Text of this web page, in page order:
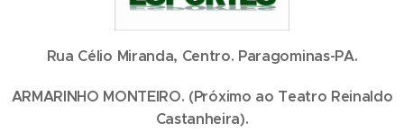
Rua Célio Miranda, Centro. Paragominas-PA.
ARMARINHO MONTEIRO. (Próximo ao Teatro Reinaldo
Castanheira).